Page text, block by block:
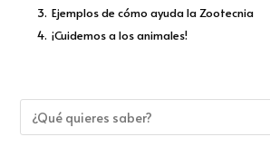
3. Ejemplos de cómo ayuda la Zootecnia
4. ¡Cuidemos a los animales!